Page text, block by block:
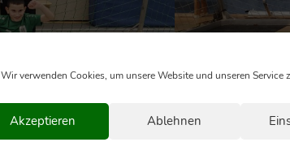
Wir verwenden Cookies, um unsere Website und unseren Service
Akzeptieren Ablehnen